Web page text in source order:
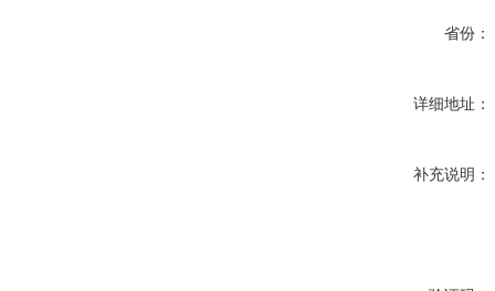
省份：
详细地址：
补充说明：